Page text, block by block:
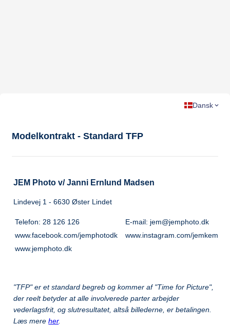
Dansk
Modelkontrakt - Standard TFP
JEM Photo v/ Janni Ernlund Madsen
Lindevej 1 - 6630 Øster Lindet
Telefon: 28 126 126
E-mail: jem@jemphoto.dk
www.facebook.com/jemphotodk
www.instagram.com/jemkem
www.jemphoto.dk
"TFP" er et standard begreb og kommer af "Time for Picture",
der reelt betyder at alle involverede parter arbejder
vederlagsfrit, og slutresultatet, altså billederne, er betalingen.
Læs mereher.